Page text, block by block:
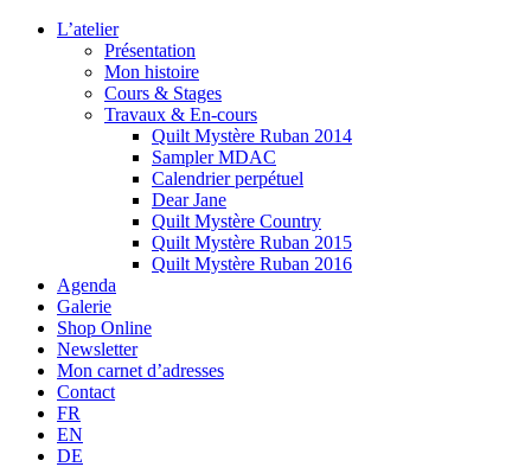
L’atelier
Présentation
Mon histoire
Cours & Stages
Travaux & En-cours
Quilt Mystère Ruban 2014
Sampler MDAC
Calendrier perpétuel
Dear Jane
Quilt Mystère Country
Quilt Mystère Ruban 2015
Quilt Mystère Ruban 2016
Agenda
Galerie
Shop Online
Newsletter
Mon carnet d’adresses
Contact
FR
EN
DE